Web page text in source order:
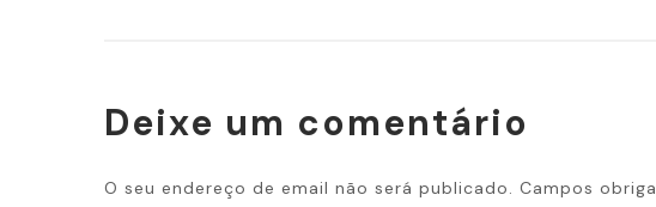
Deixe um comentário
O seu endereço de email não será publicado. Campos